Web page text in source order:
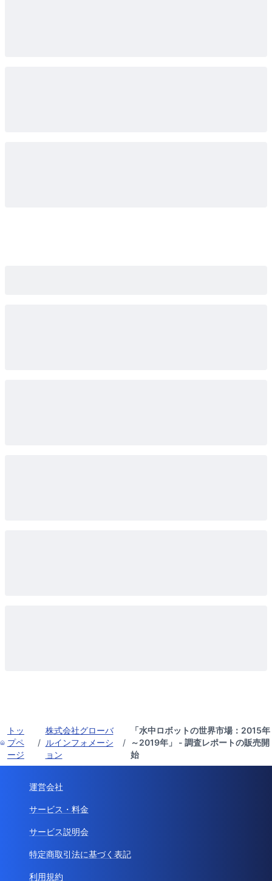
トッ
プペ
ージ
/
株式会社グローバ
ルインフォメーシ
ョン
/
「水中ロボットの世界市場：2015年
～2019年」 - 調査レポートの販売開
始
運営会社
サービス・料金
サービス説明会
特定商取引法に基づく表記
利用規約